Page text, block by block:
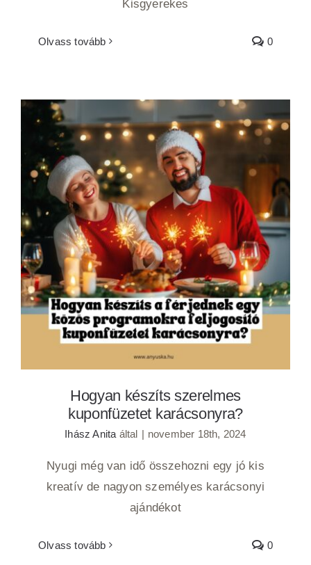
Kisgyerekes
Olvass tovább 0
Hogyan készíts szerelmes kuponfüzetet
karácsonyra?
Hogyan készíts szerelmes
kuponfüzetet karácsonyra?
Ihász Anita által | november 18th, 2024
Nyugi még van idő összehozni egy jó kis
kreatív de nagyon személyes karácsonyi
ajándékot
Olvass tovább 0